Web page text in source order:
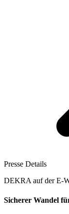
Presse Details
DEKRA auf der E-
Sicherer Wandel